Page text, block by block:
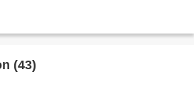
Craponne sur Arzon (43)